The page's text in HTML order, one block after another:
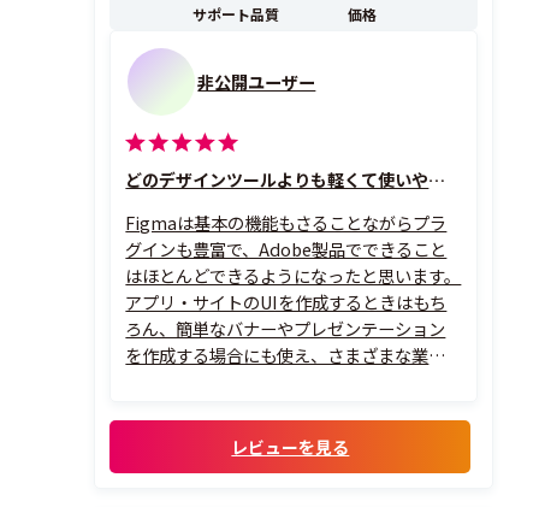
サポート品質
価格
非公開ユーザー
どのデザインツールよりも軽くて使いやすい
Figmaは基本の機能もさることながらプラ
グインも豊富で、Adobe製品でできること
はほとんどできるようになったと思います。
アプリ・サイトのUIを作成するときはもち
ろん、簡単なバナーやプレゼンテーション
を作成する場合にも使え、さまざまな業務
やテンションが上がるかわいいスタンプが
搭載されている点や、Figmaよ...
レビューを見る